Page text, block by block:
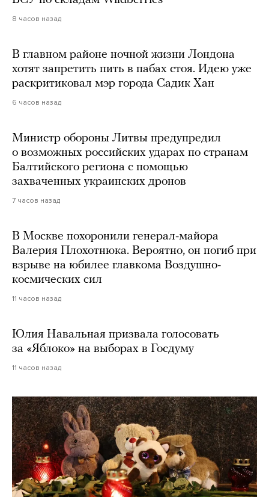
8 часов назад
В главном районе ночной жизни Лондона
хотят запретить пить в пабах стоя. Идею уже
раскритиковал мэр города Садик Хан
6 часов назад
Министр обороны Литвы предупредил
о возможных российских ударах по странам
Балтийского региона с помощью
захваченных украинских дронов
7 часов назад
В Москве похоронили генерал-майора
Валерия Плохотнюка. Вероятно, он погиб при
взрыве на юбилее главкома Воздушно-
космических сил
11 часов назад
Юлия Навальная призвала голосовать
за «Яблоко» на выборах в Госдуму
11 часов назад